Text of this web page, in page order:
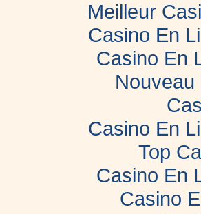
Meilleur
Casino En
Casino En
Casino En
Top
Casino En
Casino